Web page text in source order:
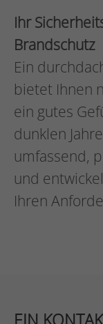
Ihr
Brandschutz
Ein
bietet Ihnen
ein gutes
dunklen
umfassend,
und
Ihren